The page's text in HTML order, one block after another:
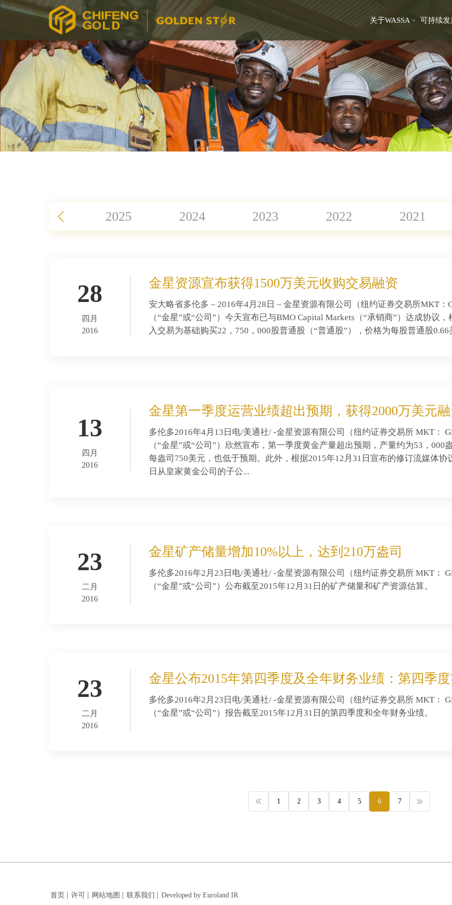
关于WASSA 可持续发
2025 2024 2023 2022 2021
28
四月
2016
金星资源宣布获得1500万美元收购交易融资
安大略省多伦多 – 2016年4月28日 – 金星资源有限公司（纽约证券交易所MKT：
（“金星”或“公司”）今天宣布已与BMO Capital Markets（“承销商”）达成协议
入交易为基础购买22，750，000股普通股（“普通股”），价格为每股普通股
13
四月
2016
金星第一季度运营业绩超出预期，获得2000万美元
多伦多2016年4月13日电/美通社/ -金星资源有限公司（纽约证券交易所 MKT：
（“金星”或“公司”）欣然宣布，第一季度黄金产量超出预期，产量约为53，
每盎司750美元，也低于预期。此外，根据2015年12月31日宣布的修订流媒体
日从皇家黄金公司的子公...
23
二月
2016
金星矿产储量增加10%以上，达到210万盎司
多伦多2016年2月23日电/美通社/ -金星资源有限公司（纽约证券交易所 MKT：
（“金星”或“公司”）公布截至2015年12月31日的矿产储量和矿产资源估算。
23
二月
2016
金星公布2015年第四季度及全年财务业绩：第四季
多伦多2016年2月23日电/美通社/ -金星资源有限公司（纽约证券交易所 MKT：
（“金星”或“公司”）报告截至2015年12月31日的第四季度和全年财务业绩。
1 2 3 4 5 6 7
首页 许可 网站地图 联系我们 Developed by Euroland IR